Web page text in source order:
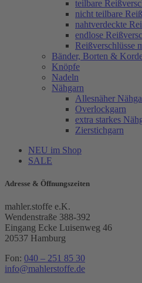
teilbare
nicht teilbare
nahtverdeckte
endlose
Reißverschlüsse
Bänder, Borten &
Knöpfe
Nadeln
Nähgarn
Allesnäher
Overlockgarn
extra starkes
Zierstichgarn
NEU im Shop
SALE
Adresse & Öffnungszeiten
mahler.stoffe e.K.
Wendenstraße 388-392
Eingang Ecke Luisenweg 46
20537 Hamburg
Fon: 040 – 251 85 30
info@mahlerstoffe.de